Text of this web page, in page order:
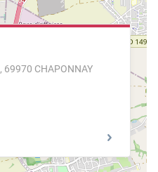
, 69970 CHAPONNAY